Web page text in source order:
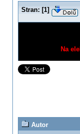
Stran: [1]
Na
Autor